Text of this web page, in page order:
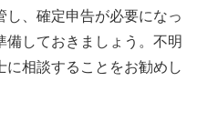
、確定申告が必要になっ
備しておきましょう。不明
に相談することをお勧めし